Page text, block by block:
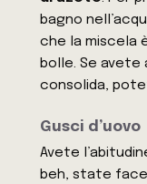
bagno
che la miscela
bolle. Se
consolida,
Gusci d’uovo
Avete
beh, state